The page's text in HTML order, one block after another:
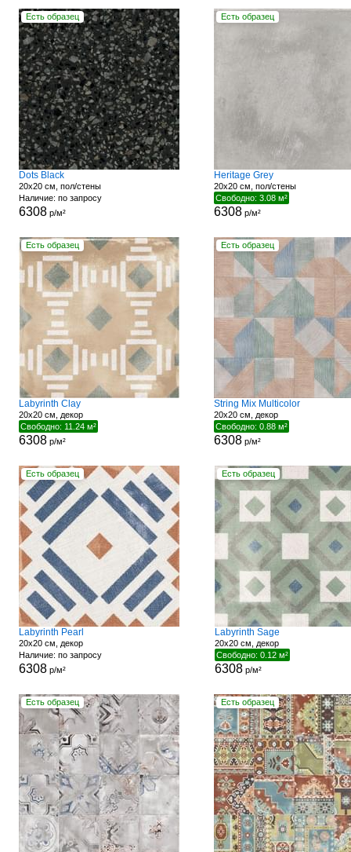
Есть образец
Dots Black
20x20 см, пол/стены
Наличие: по запросу
6308р/м²
Есть образец
Heritage Grey
20x20 см, пол/стены
Свободно: 3.08 м²
6308р/м²
Есть образец
Labyrinth Clay
20x20 см, декор
Свободно: 11.24 м²
6308р/м²
Есть образец
String Mix Multicolor
20x20 см, декор
Свободно: 0.88 м²
6308р/м²
Есть образец
Labyrinth Pearl
20x20 см, декор
Наличие: по запросу
6308 р/м²
Есть образец
Labyrinth Sage
20x20 см, декор
Свободно: 0.12 м²
6308 р/м²
Есть образец Есть образец